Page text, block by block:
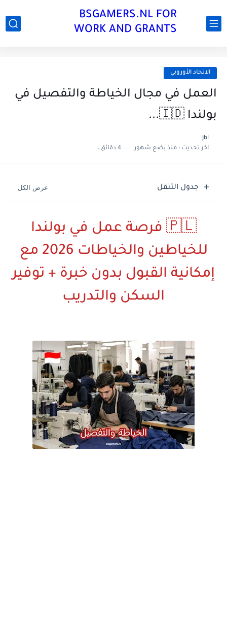
BSGAMERS.NL FOR
WORK AND GRANTS
الاتحاد الأوروبي
العمل في مجال الخياطة والتفصيل في
بولندا 🇮🇩...
jbl
اخر تحديث :منذ بضع شهور 4 دقائق للقراءة
جدول التنقل
🇵🇱 فرصة عمل في بولندا
للخياطين والخياطات 2026 مع
إمكانية القبول بدون خبرة + توفير
السكن والتدريب